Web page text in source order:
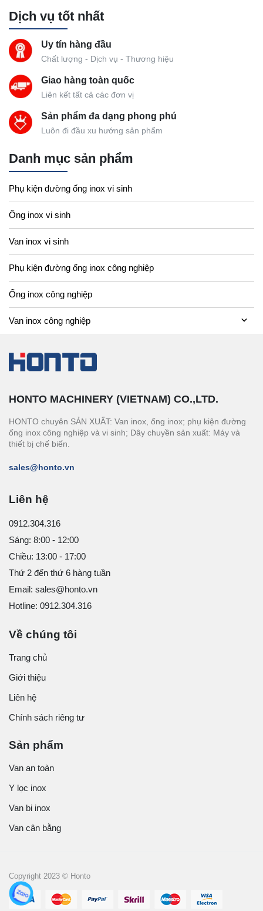
Dịch vụ tốt nhất
Uy tín hàng đầu
Chất lượng - Dịch vụ - Thương hiệu
Giao hàng toàn quốc
Liên kết tất cả các đơn vị
Sản phẩm đa dạng phong phú
Luôn đi đầu xu hướng sản phẩm
Danh mục sản phẩm
Phụ kiện đường ống inox vi sinh
Ống inox vi sinh
Van inox vi sinh
Phụ kiện đường ống inox công nghiệp
Ống inox công nghiệp
Van inox công nghiệp
HONTO MACHINERY (VIETNAM) CO.,LTD.
HONTO chuyên SẢN XUẤT: Van inox, ống inox; phụ kiện đường
ống inox công nghiệp và vi sinh; Dây chuyền sản xuất: Máy và
thiết bị chế biến.
sales@honto.vn
Liên hệ
0912.304.316
Sáng: 8:00 - 12:00
Chiều: 13:00 - 17:00
Thứ 2 đến thứ 6 hàng tuần
Email: sales@honto.vn
Hotline: 0912.304.316
Về chúng tôi
Trang chủ
Giới thiệu
Liên hệ
Chính sách riêng tư
Sản phẩm
Van an toàn
Y lọc inox
Van bi inox
Van cân bằng
Copyright 2023 © Honto